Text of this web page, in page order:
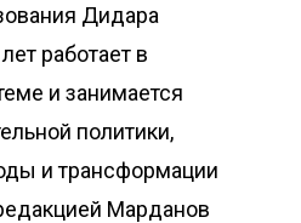
Дидара
работает в
и занимается
политики,
и трансформации
Марданов